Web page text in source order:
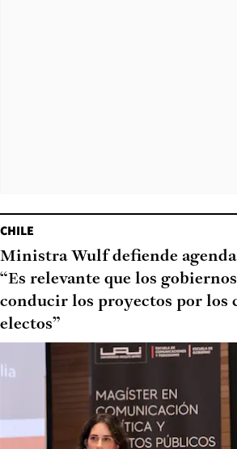
CHILE
Ministra Wulf defiende
“Es relevante que los
conducir los proyectos por los
electos”